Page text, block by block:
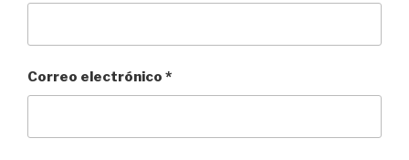
Correo electrónico *